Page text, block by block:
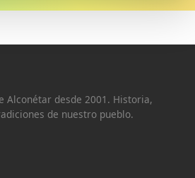
Alconétar desde 2001. Historia,
de nuestro pueblo.